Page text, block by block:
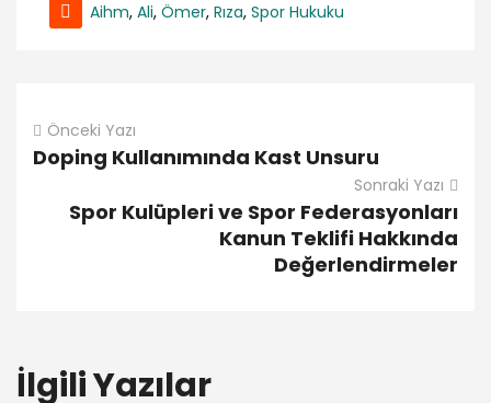
Aihm, Ali, Ömer, Rıza, Spor Hukuku
Önceki Yazı
Doping Kullanımında Kast Unsuru
Sonraki Yazı
Spor Kulüpleri ve Spor Federasyonları
Kanun Teklifi Hakkında
Değerlendirmeler
İlgili Yazılar